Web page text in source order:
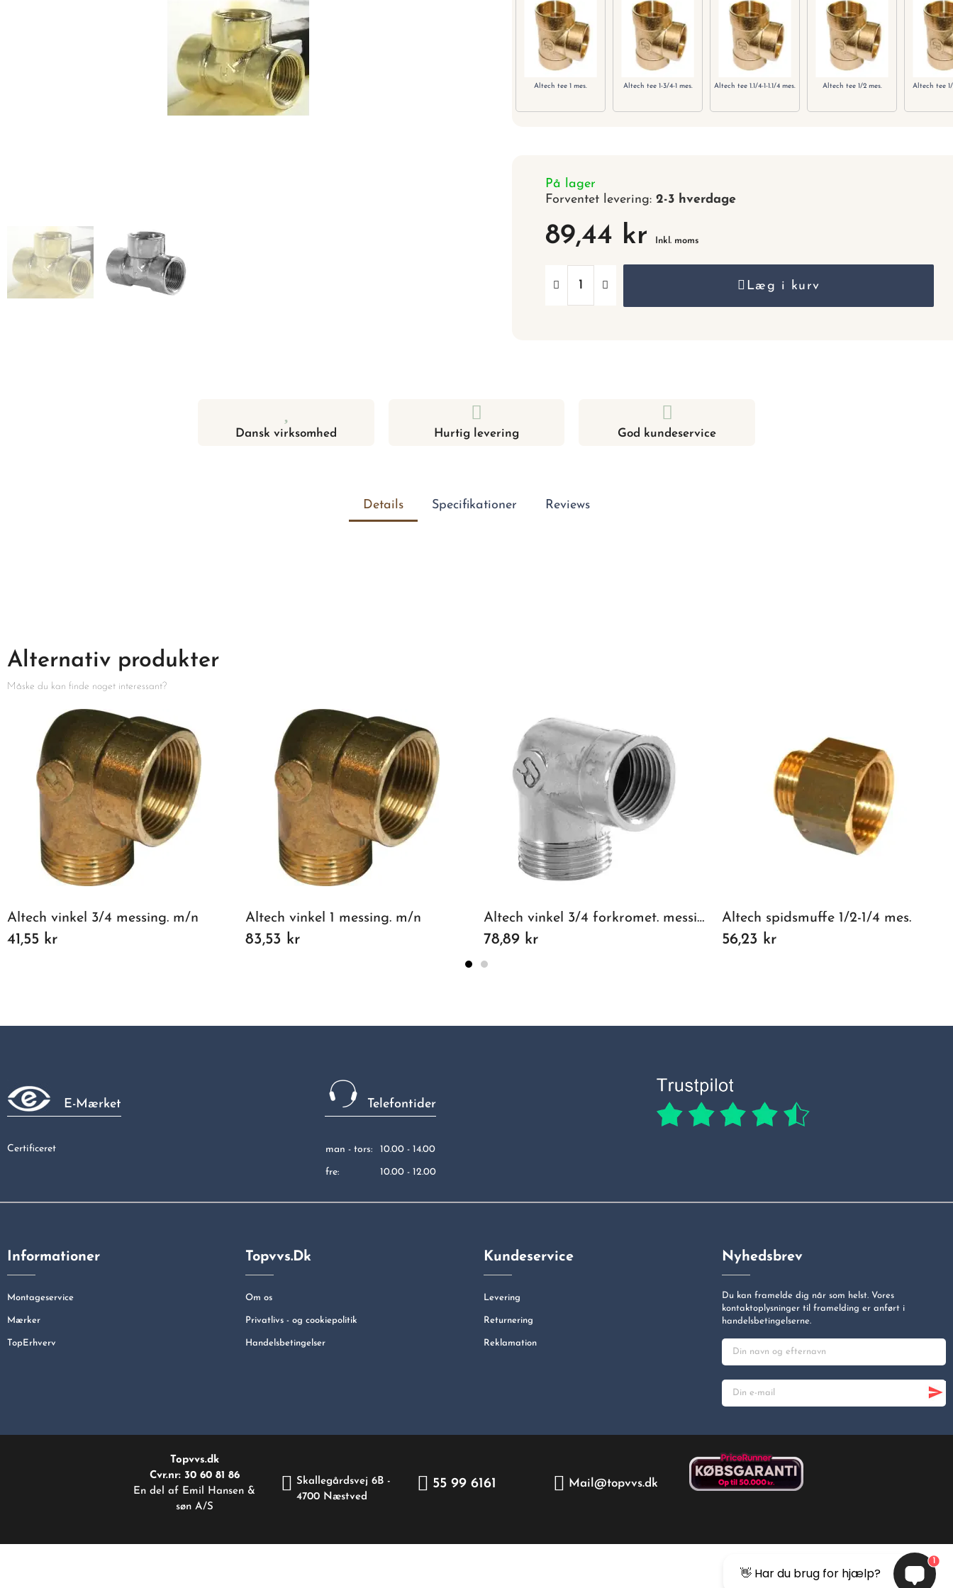
nummer.
Altech tee 1 mes. Altech tee 1-3/4-1 mes. Altech tee 1.1/4-1-1.1/4 mes. Altech tee 1/2 mes. Altech tee
På lager
Forventet levering:2-3 hverdage
89,44 kr Inkl. moms
Læg i kurv
Dansk virksomhed Hurtig levering God kundeservice
Details Specifikationer Reviews
Alternativ produkter
Måske du kan finde noget interessant?
Altech vinkel 3/4 messing. m/n
41,55 kr
Altech vinkel 1 messing. m/n
83,53 kr
Altech vinkel 3/4 forkromet. messing.
78,89 kr
Altech spidsmuffe 1/2-1/4 mes.
56,23 kr
E-Mærket
Certificeret
Telefontider
man - tors: 10.00 - 14.00
fre: 10.00 - 12.00
Informationer
Montageservice
Mærker
TopErhverv
Topvvs.dk
Om os
Privatlivs - og cookiepolitik
Handelsbetingelser
Kundeservice
Levering
Returnering
Reklamation
Nyhedsbrev
Du kan framelde dig når som helst. Vores
kontaktoplysninger til framelding er anført i
handelsbetingelserne.
Topvvs.dk
Cvr.nr: 30 60 81 86
En del af Emil Hansen &
søn A/S
Skallegårdsvej 6B -
4700 Næstved
55 99 6161 Mail@topvvs.dk
👋 Har du brug for hjælp?
1